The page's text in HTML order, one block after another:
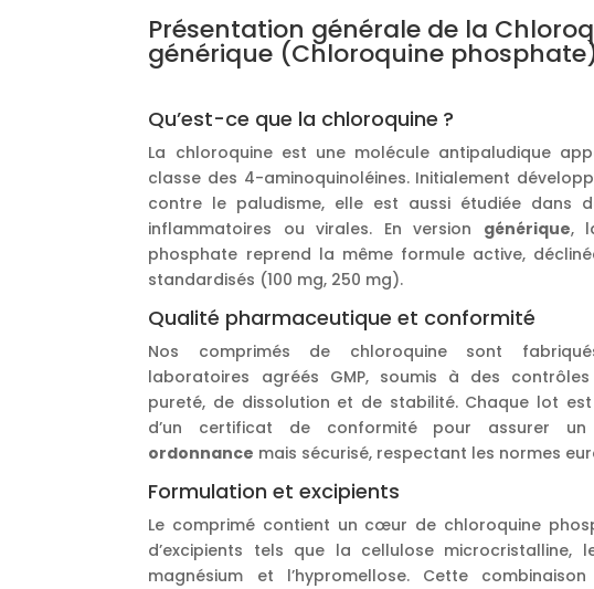
Présentation générale de la
générique (Chloroquine
Qu’est-ce que la chloroquine ?
La chloroquine est une molécule antipaludique
classe des 4-aminoquinoléines. Initialement
contre le paludisme, elle est aussi étudiée dans
inflammatoires ou virales. En version générique,
phosphate reprend la même formule active,
standardisés (100 mg, 250 mg).
Qualité pharmaceutique et conformité
Nos comprimés de chloroquine sont
laboratoires agréés GMP, soumis à des
pureté, de dissolution et de stabilité. Chaque lot
d’un certificat de conformité pour assurer
ordonnance mais sécurisé, respectant les normes
Formulation et excipients
Le comprimé contient un cœur de chloroquine
d’excipients tels que la cellulose microcristalline,
magnésium et l’hypromellose. Cette